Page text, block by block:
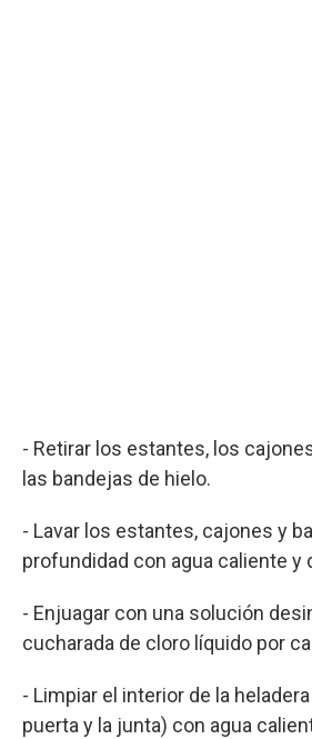
- Retirar los estantes, los
las bandejas de hielo.
- Lavar los estantes, cajones y
profundidad con agua caliente y
- Enjuagar con una solución
cucharada de cloro líquido por
- Limpiar el interior de la
puerta y la junta) con agua